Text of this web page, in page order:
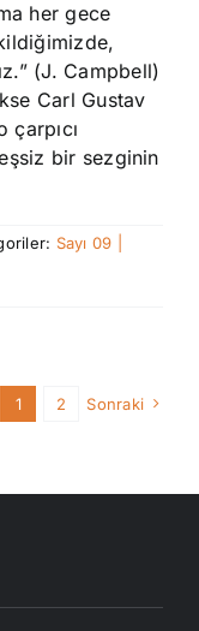
her gece
(J. Campbell)
Carl Gustav
bir sezginin
Sayı 09 |
1 2 Sonraki